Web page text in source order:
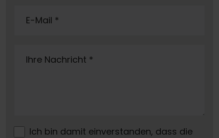
E-Mail *
Ihre Nachricht *
Ich bin damit einverstanden, dass die